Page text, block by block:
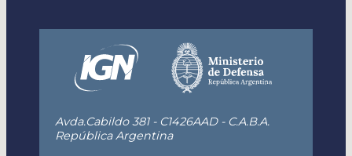
Avda.Cabildo 381 - C1426AAD - C.A.B.A.
República Argentina